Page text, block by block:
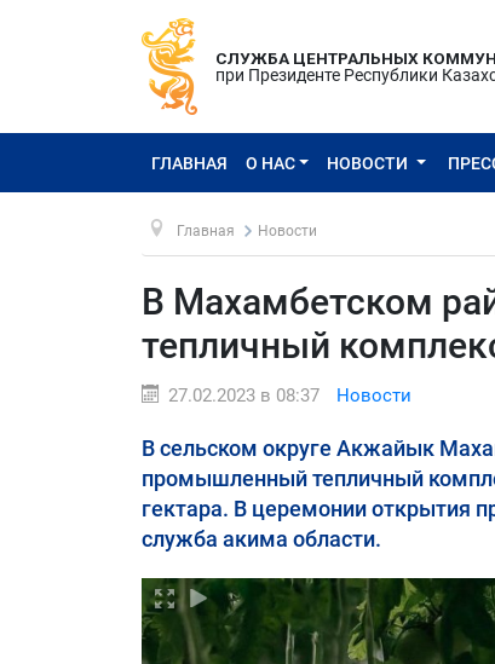
СЛУЖБА ЦЕНТРАЛЬНЫХ
при Президенте Республики
ГЛАВНАЯ О НАС НОВОСТИ
Главная Новости
В Махамбетском
тепличный
27.02.2023 в 08:37 Новости
В сельском округе Акжайык
промышленный тепличный
гектара. В церемонии открытия
служба акима области.